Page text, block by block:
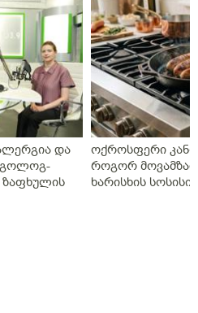
და
ოქროსფერი კანი
როგორ
ხარისხის სოსისი